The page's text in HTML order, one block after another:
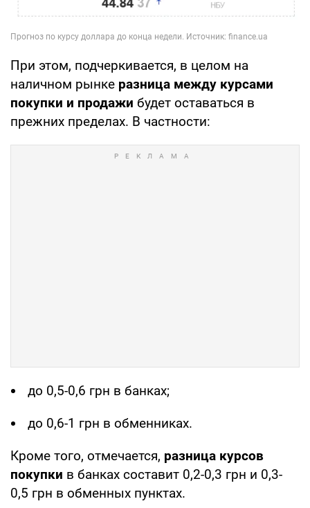
При этом, подчеркивается, в целом на
наличном рынке разница между курсами
покупки и продажи будет оставаться в
прежних пределах. В частности:
до 0,5-0,6 грн в банках;
до 0,6-1 грн в обменниках.
Кроме того, отмечается, разница курсов
покупки в банках составит 0,2-0,3 грн и 0,3-
0,5 грн в обменных пунктах.